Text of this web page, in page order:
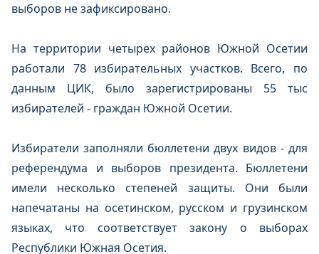
выборов не зафиксировано.
На территории четырех районов Южной Осетии
работали 78 избирательных участков. Всего, по
данным ЦИК, было зарегистрированы 55 тыс
избирателей - граждан Южной Осетии.
Избиратели заполняли бюллетени двух видов - для
референдума и выборов президента. Бюллетени
имели несколько степеней защиты. Они были
напечатаны на осетинском, русском и грузинском
языках, что соответствует закону о выборах
Республики Южная Осетия.